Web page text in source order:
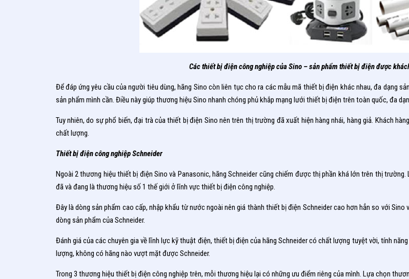
Các thiết bị điện công nghiệp của Sino – sản phẩm thiết bị điện được
Để đáp ứng yêu cầu của người tiêu dùng, hãng Sino còn liên tục cho ra các mẫu mã thiết bị điện khác nhau, đa dạng
sản phẩm mình cần. Điều này giúp thương hiệu Sino nhanh chóng phủ khắp mạng lưới thiết bị điện trên toàn quốc, đa
Tuy nhiên, do sự phổ biến, đại trà của thiết bị điện Sino nên trên thị trường đã xuất hiện hàng nhái, hàng giả. Khách
chất lượng.
Thiết bị điện công nghiệp Schneider
Ngoài 2 thương hiệu thiết bị điện Sino và Panasonic, hãng Schneider cũng chiếm được thị phần khá lớn trên thị
đã và đang là thương hiệu số 1 thế giới ở lĩnh vực thiết bị điện công nghiệp.
Đây là dòng sản phẩm cao cấp, nhập khẩu từ nước ngoài nên giá thành thiết bị điện Schneider cao hơn hẳn so với
dòng sản phẩm của Schneider.
Đánh giá của các chuyên gia về lĩnh lực kỹ thuật điện, thiết bị điện của hãng Schneider có chất lượng tuyệt vời, tính
lượng, không có hãng nào vượt mặt được Schneider.
Trong 3 thương hiệu thiết bị điện công nghiệp trên, mỗi thương hiệu lại có những ưu điểm riêng của mình. Lựa chọn